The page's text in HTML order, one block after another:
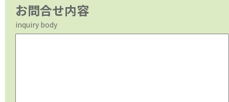
お問合せ内容
inquiry body